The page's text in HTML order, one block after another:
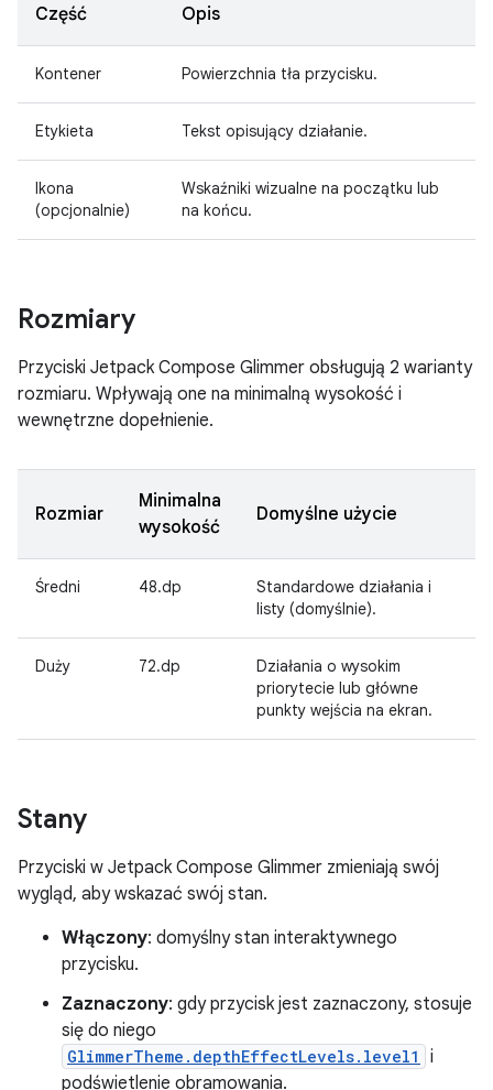
Część Opis
Kontener Powierzchnia tła przycisku.
Etykieta Tekst opisujący działanie.
Ikona
(opcjonalnie)
Wskaźniki wizualne na początku lub
na końcu.
Rozmiary
Przyciski Jetpack Compose Glimmer obsługują 2 warianty
rozmiaru. Wpływają one na minimalną wysokość i
wewnętrzne dopełnienie.
Rozmiar
Minimalna
wysokość
Domyślne użycie
Średni 48.dp
Standardowe działania i
listy (domyślnie).
Duży 72.dp
Działania o wysokim
priorytecie lub główne
punkty wejścia na ekran.
Stany
Przyciski w Jetpack Compose Glimmer zmieniają swój
wygląd, aby wskazać swój stan.
Włączony: domyślny stan interaktywnego
przycisku.
Zaznaczony: gdy przycisk jest zaznaczony, stosuje
się do niego
GlimmerTheme.depthEffectLevels.level1
i
podświetlenie obramowania.